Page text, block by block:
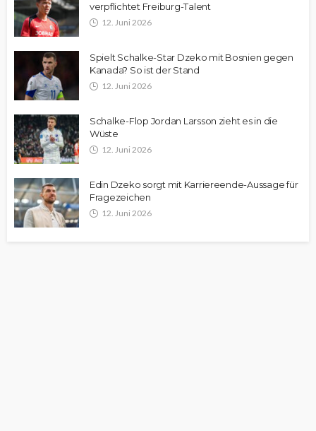
verpflichtet Freiburg-Talent
12. Juni 2026
Spielt Schalke-Star Dzeko mit Bosnien gegen
Kanada? So ist der Stand
12. Juni 2026
Schalke-Flop Jordan Larsson zieht es in die
Wüste
12. Juni 2026
Edin Dzeko sorgt mit Karriereende-Aussage für
Fragezeichen
12. Juni 2026